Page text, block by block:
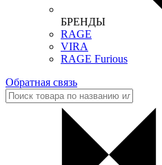
БРЕНДЫ
RAGE
VIRA
RAGE Furious
Обратная связь